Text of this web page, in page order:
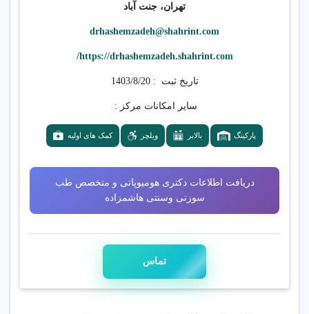
هومیوپاتی
پوست، مو، زیبایی، چاقی و
لاغری
👨‍⚕️ خدمات تخصصی
درمانی
ارائه خدمات تخصصی طب سنتی،
هومیوپاتی، طب سوزنی، سوجوک
تراپی، کایروپراکتیک، اصلاح اندام،
تهران، جنت آباد
drhashemzadeh@shahrint.com
https://drhashemzadeh.shahrint.com/
تاریخ ثبت :1403/8/20
سایر امکانات مرکز :
پارکینگ بالابر ویلچر کمک های اولیه
دریافت اطلاعات دکتری هومیوپاتی و متخصص طب
سوزنی وسنتی هاشمزاده
تماس